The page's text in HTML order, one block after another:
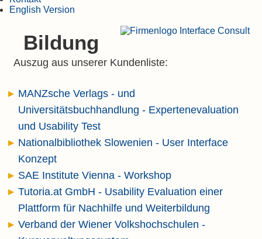
English Version
Bildung
Auszug aus unserer Kundenliste:
MANZsche Verlags - und
Universitätsbuchhandlung - Expertenevaluation
und Usability Test
Nationalbibliothek Slowenien - User Interface
Konzept
SAE Institute Vienna - Workshop
Tutoria.at GmbH - Usability Evaluation einer
Plattform für Nachhilfe und Weiterbildung
Verband der Wiener Volkshochschulen -